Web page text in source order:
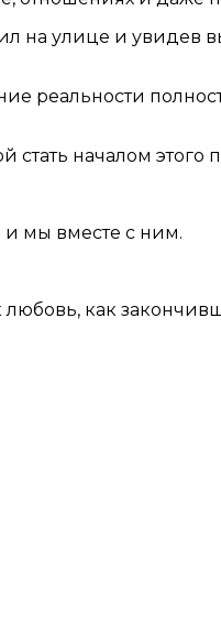
на улице и увидев
реальности
началом этого
мы вместе с ним.
любовь, как